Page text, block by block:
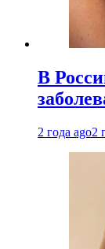
В
2 года ago2